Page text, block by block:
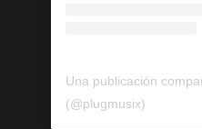
Una publicación
(@plugmusix)